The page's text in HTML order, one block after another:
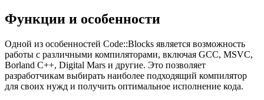
Функции и особенности
Одной из особенностей Code::Blocks является возможность
работы с различными компиляторами, включая GCC, MSVC,
Borland C++, Digital Mars и другие. Это позволяет
разработчикам выбирать наиболее подходящий компилятор
для своих нужд и получить оптимальное исполнение кода.